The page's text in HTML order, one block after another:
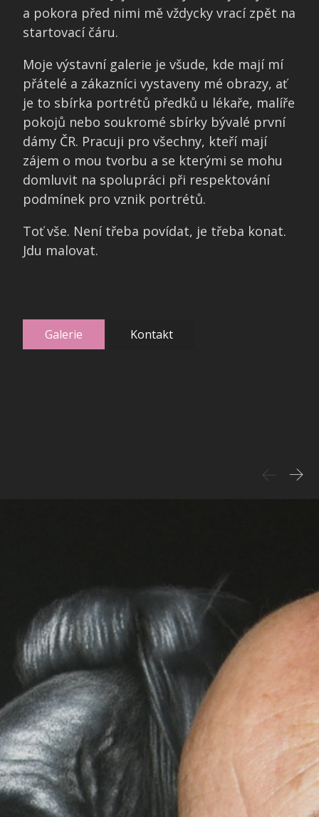
a pokora před nimi mě vždycky vrací zpět na
startovací čáru.
Moje výstavní galerie je všude, kde mají mí
přátelé a zákazníci vystaveny mé obrazy, ať
je to sbírka portrétů předků u lékaře, malíře
pokojů nebo soukromé sbírky bývalé první
dámy ČR. Pracuji pro všechny, kteří mají
zájem o mou tvorbu a se kterými se mohu
domluvit na spolupráci při respektování
podmínek pro vznik portrétů.
Toť vše. Není třeba povídat, je třeba konat.
Jdu malovat.
Galerie Kontakt